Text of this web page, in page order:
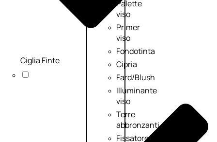
Palette
viso
Primer
viso
Fondotinta
Cipria
Fard/Blush
Illuminante
viso
Terre
abbronzanti
Fissatore
Ciglia Finte